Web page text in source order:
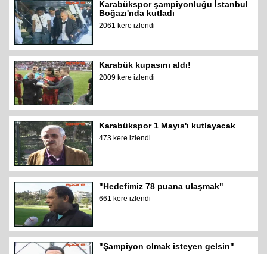
Karabükspor şampiyonluğu İstanbul
Boğazı'nda kutladı
2061 kere izlendi
Karabük kupasını aldı!
2009 kere izlendi
Karabükspor 1 Mayıs'ı kutlayacak
473 kere izlendi
"Hedefimiz 78 puana ulaşmak"
661 kere izlendi
"Şampiyon olmak isteyen gelsin"